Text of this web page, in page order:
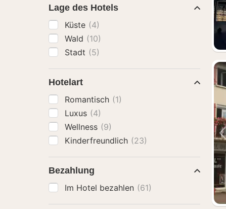
Lage des Hotels
Küste (4)
Wald (10)
Stadt (5)
Hotelart
Romantisch (1)
Luxus (4)
Wellness (9)
Kinderfreundlich (23)
Bezahlung
Im Hotel bezahlen (61)